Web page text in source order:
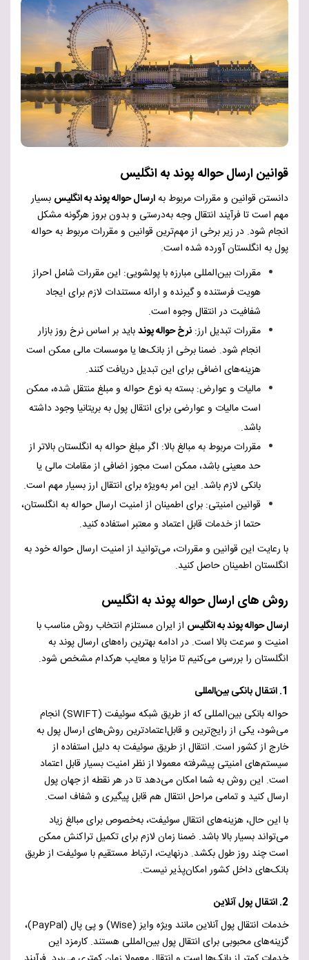
قوانین ارسال حواله پوند به انگلیس
دانستن قوانین و مقررات مربوط بهارسال حواله پوند به انگلیس بسیار
مهم است تا فرآیند انتقال وجه به‌درستی و بدون بروز هرگونه مشکل
انجام شود. در زیر برخی از مهم‌ترین قوانین و مقررات مربوط به حواله
پول به انگلستان آورده شده است.
مقررات بین‌المللی مبارزه با پولشویی: این مقررات شامل احراز
هویت فرستنده و گیرنده و ارائه مستندات لازم برای ایجاد
شفافیت در انتقال وجوه است.
مقررات تبدیل ارز: نرخ حواله پوندباید بر اساس نرخ روز بازار
انجام شود. ضمنا برخی از بانک‌ها یا موسسات مالی ممکن است
هزینه‌های اضافی برای این تبدیل دریافت کنند.
مالیات و عوارض: بسته به نوع حواله و مبلغ منتقل شده، ممکن
است مالیات و عوارضی برای انتقال پول به بریتانیا وجود داشته
باشد.
مقررات مربوط به مبالغ بالا: اگر مبلغ حواله به انگلستان بالاتر از
حد معینی باشد، ممکن است مجوز اضافی از مقامات مالی یا
بانکی لازم باشد. این امر به‌ویژه برای انتقال ارز بسیار مهم است.
قوانین امنیتی: برای اطمینان از امنیت ارسال حواله به انگلستان،
حتما از خدمات قابل اعتماد و معتبر استفاده کنید.
با رعایت این قوانین و مقررات، می‌توانید از امنیت ارسال حواله خود به
انگلستان اطمینان حاصل کنید.
روش های ارسال حواله پوند به انگلیس
ارسال حواله پوند به انگلیس از ایران مستلزم انتخاب روش مناسب با
امنیت و سرعت بالا است. در ادامه بهترین راه‌های ارسال پوند به
انگلستان را بررسی می‌کنیم تا مزایا و معایب هرکدام مشخص شود.
1. انتقال بانکی بین‌المللی
حواله بانکی بین‌المللی که از طریق شبکه سوئیفت (SWIFT) انجام
می‌شود، یکی از رایج‌ترین و قابل‌اعتمادترین روش‌های ارسال پول به
خارج از کشور است. انتقال از طریق سوئیفت به دلیل استفاده از
سیستم‌های امنیتی پیشرفته معمولا از نظر امنیت بسیار قابل اعتماد
است. این روش به شما امکان می‌دهد تا در هر نقطه از جهان پول
ارسال کنید و تمامی مراحل انتقال هم قابل پیگیری و شفاف است.
با این حال، هزینه‌های انتقال سوئیفت، به‌خصوص برای مبالغ زیاد
می‌تواند بسیار بالا باشد. ضمنا زمان لازم برای تکمیل تراکنش ممکن
است چند روز طول بکشد. درنهایت، ارتباط مستقیم با سوئیفت از طریق
بانک‌های داخل کشور امکان‌پذیر نیست.
2. انتقال پول آنلاین
خدمات انتقال پول آنلاین مانند ویژه وایز (Wise) و پی پال (PayPal)،
گزینه‌های محبوبی برای انتقال پول بین‌المللی هستند. کارمزد این